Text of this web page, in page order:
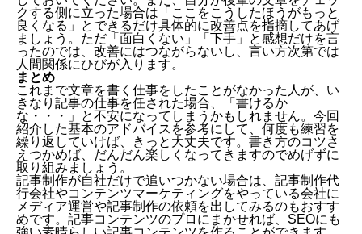
クする側に立った場合は「ここをこうしたほうがもっと
良くなる」とできるだけ具体的に改善点を指摘してあげ
ましょう。ただ「面白くない」「下手」と感想だけを言
ったのでは、改善にはつながらないし、言い方次第では
人間関係にひびが入ります。
まとめ
これまで文章を書く仕事をしたことがなかった人が、い
きなり記事の仕事を任された場合、「書けるか
な・・・」と不安になってしまうかもしれません。今回
紹介した基本のアドバイスを参考にして、何度も練習を
繰り返していけば、きっと大丈夫です。書き方のコツさ
えつかめば、だんだん楽しくなってきますのでめげずに
取り組みましょう。
記事制作が自社だけで追いつかない場合は、記事制作代
行会社やコンテンツマーケティングをやっている会社に
メディア運営や記事制作の依頼を出してみるのもおすす
めです。記事コンテンツのプロにまかせれば、SEOにも